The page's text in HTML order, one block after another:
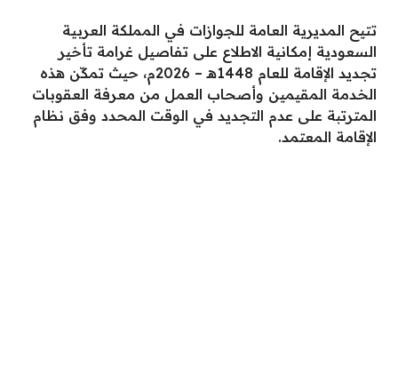
تتيح المديرية العامة للجوازات في المملكة العربية
السعودية إمكانية الاطلاع على تفاصيل غرامة تأخير
تجديد الإقامة للعام 1448هـ – 2026م، حيث تمكّن هذه
الخدمة المقيمين وأصحاب العمل من معرفة العقوبات
المترتبة على عدم التجديد في الوقت المحدد وفق نظام
الإقامة المعتمد.